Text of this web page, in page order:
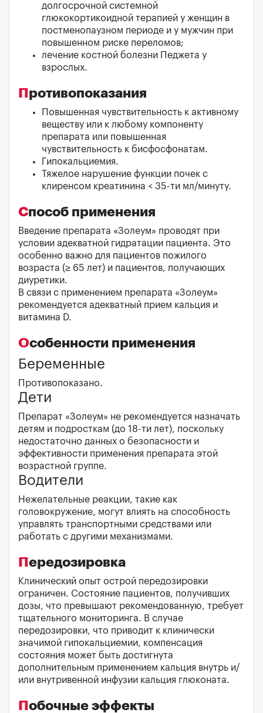
долгосрочной системной
глюкокортикоидной терапией у женщин в
постменопаузном периоде и у мужчин при
повышенном риске переломов;
лечение костной болезни Педжета у
взрослых.
Противопоказания
Повышенная чувствительность к активному
веществу или к любому компоненту
препарата или повышенная
чувствительность к бисфосфонатам.
Гипокальциемия.
Тяжелое нарушение функции почек с
клиренсом креатинина < 35-ти мл/минуту.
Способ применения
Введение препарата «Золеум» проводят при
условии адекватной гидратации пациента. Это
особенно важно для пациентов пожилого
возраста (≥ 65 лет) и пациентов, получающих
диуретики.
В связи с применением препарата «Золеум»
рекомендуется адекватный прием кальция и
витамина D.
Особенности применения
Беременные
Противопоказано.
Дети
Препарат «Золеум» не рекомендуется назначать
детям и подросткам (до 18-ти лет), поскольку
недостаточно данных о безопасности и
эффективности применения препарата этой
возрастной группе.
Водители
Нежелательные реакции, такие как
головокружение, могут влиять на способность
управлять транспортными средствами или
работать с другими механизмами.
Передозировка
Клинический опыт острой передозировки
ограничен. Состояние пациентов, получивших
дозы, что превышают рекомендованную, требует
тщательного мониторинга. В случае
передозировки, что приводит к клинически
значимой гипокальциемии, компенсация
состояния может быть достигнута
дополнительным применением кальция внутрь и/
или внутривенной инфузии кальция глюконата.
Побочные эффекты